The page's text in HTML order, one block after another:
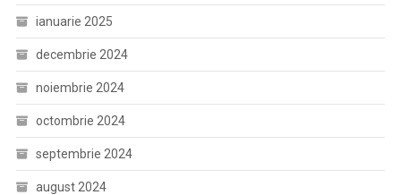
ianuarie 2025
decembrie 2024
noiembrie 2024
octombrie 2024
septembrie 2024
august 2024